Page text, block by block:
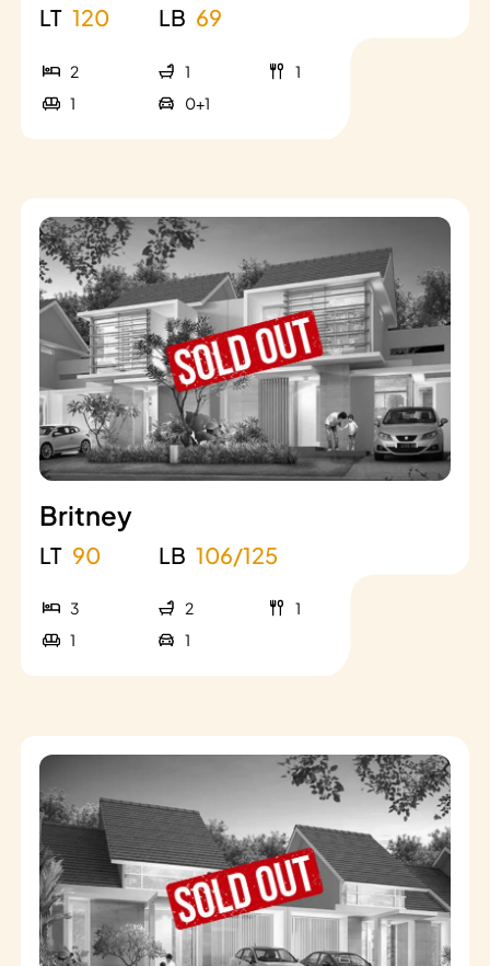
LT 120 LB 69
2 1
1
1
0+1
Britney
LT 90 LB 106/125
3 2
1
1
1